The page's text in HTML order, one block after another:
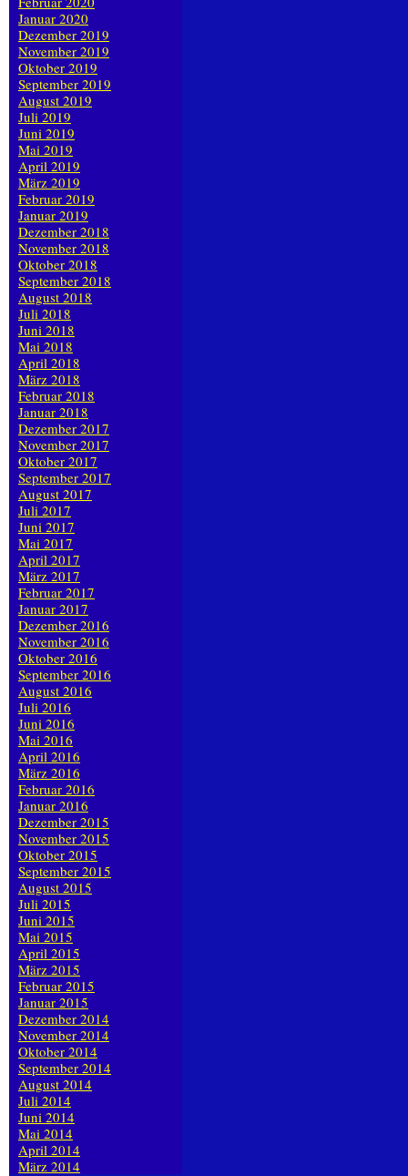
Januar 2020
Dezember 2019
November 2019
Oktober 2019
September 2019
August 2019
Juli 2019
Juni 2019
Mai 2019
April 2019
März 2019
Februar 2019
Januar 2019
Dezember 2018
November 2018
Oktober 2018
September 2018
August 2018
Juli 2018
Juni 2018
Mai 2018
April 2018
März 2018
Februar 2018
Januar 2018
Dezember 2017
November 2017
Oktober 2017
September 2017
August 2017
Juli 2017
Juni 2017
Mai 2017
April 2017
März 2017
Februar 2017
Januar 2017
Dezember 2016
November 2016
Oktober 2016
September 2016
August 2016
Juli 2016
Juni 2016
Mai 2016
April 2016
März 2016
Februar 2016
Januar 2016
Dezember 2015
November 2015
Oktober 2015
September 2015
August 2015
Juli 2015
Juni 2015
Mai 2015
April 2015
März 2015
Februar 2015
Januar 2015
Dezember 2014
November 2014
Oktober 2014
September 2014
August 2014
Juli 2014
Juni 2014
Mai 2014
April 2014
März 2014